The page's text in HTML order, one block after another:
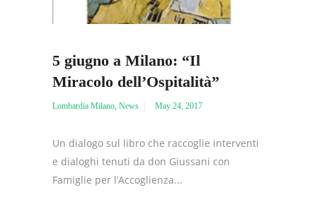
5 giugno a Milano: “Il
Miracolo dell’Ospitalità”
Lombardia Milano News May 24, 2017
Un dialogo sul libro che raccoglie interventi
e dialoghi tenuti da don Giussani con
Famiglie per l’Accoglienza...